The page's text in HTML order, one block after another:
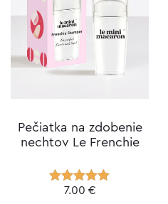
Pečiatka na zdobenie
nechtov Le Frenchie
Hodnotenie
7.00 €